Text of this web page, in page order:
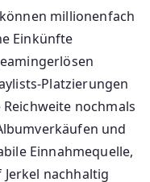
millionenfach
Einkünfte
Platzierungen
nochmals
und
Einnahmequelle,
nachhaltig